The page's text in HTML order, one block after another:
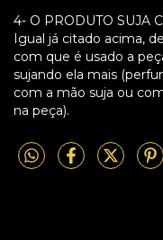
4- O PRODUTO SUJA
Igual já citado acima,
com que é usado a
sujando ela mais
com a mão suja ou
na peça).